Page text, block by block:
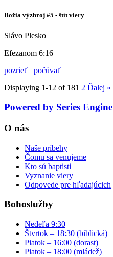
Božia výzbroj #5 - štít viery
Slávo Plesko
Efezanom 6:16
pozrieť
počúvať
Displaying 1-12 of 181 2 Ďalej »
Powered by Series Engine
O nás
Naše príbehy
Čomu sa venujeme
Kto sú baptisti
Vyznanie viery
Odpovede pre hľadajúcich
Bohoslužby
Nedeľa 9:30
Štvrtok – 18:30 (biblická)
Piatok – 16:00 (dorast)
Piatok – 18:00 (mládež)